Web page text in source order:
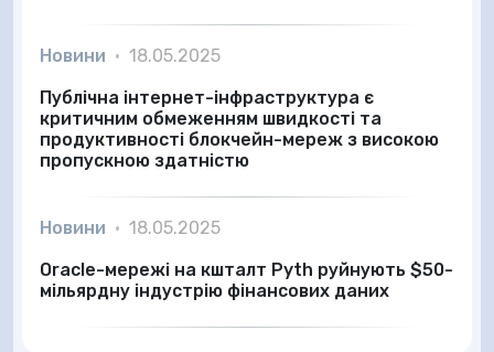
Новини • 18.05.2025
Публічна інтернет-інфраструктура є
критичним обмеженням швидкості та
продуктивності блокчейн-мереж з високою
пропускною здатністю
Новини • 18.05.2025
Oracle-мережі на кшталт Pyth руйнують $50-
мільярдну індустрію фінансових даних